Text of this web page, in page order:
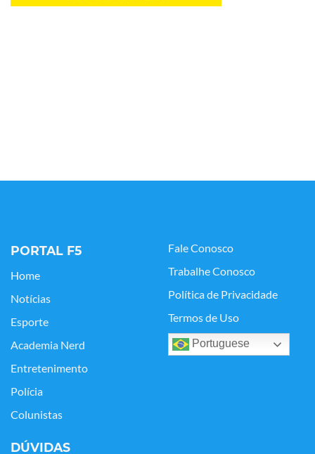
PORTAL F5
Home
Notícias
Esporte
Academia Nerd
Entretenimento
Polícia
Colunistas
Fale Conosco
Trabalhe Conosco
Política de Privacidade
Termos de Uso
Portuguese
DÚVIDAS